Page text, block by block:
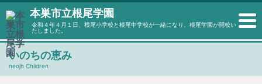
本巣市立根尾学園
令和４年４月１日、根尾小学校と根尾中学校が一緒になり、根尾学園が開校い
たしました。
いのちの恵み
neojh Children